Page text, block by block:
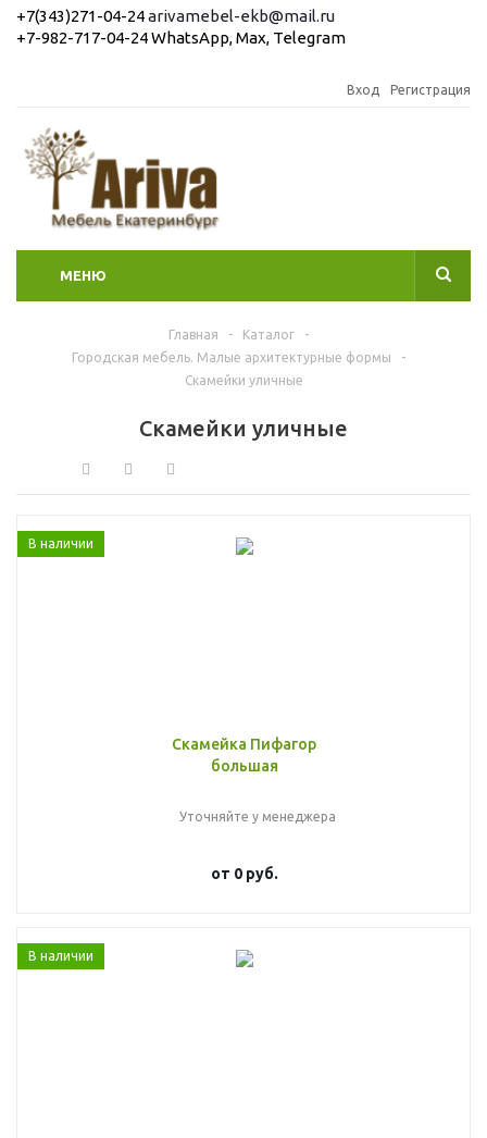
+7(343)271-04-24arivamebel-ekb@mail.ru
+7-982-717-04-24 WhatsApp, Max, Telegram
Вход Регистрация
МЕНЮ
Главная - Каталог
-
Городская мебель. Малые архитектурные формы
-
Скамейки уличные
Скамейки уличные
В наличии
Скамейка Пифагор
большая
Уточняйте у менеджера
от 0 руб.
В наличии